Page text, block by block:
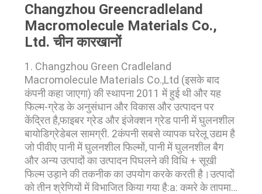
Changzhou Greencradleland
Macromolecule Materials Co.,
Ltd. चीन कारखानों
1. Changzhou Green Cradleland
Macromolecule Materials Co.,Ltd (इसके बाद
कंपनी कहा जाएगा) की स्थापना 2011 में हुई थी और यह
फिल्म-ग्रेड के अनुसंधान और विकास और उत्पादन पर
केंद्रित है,फाइबर ग्रेड और इंजेक्शन ग्रेड पानी में घुलनशील
बायोडिग्रेडेबल सामग्री. 2कंपनी सबसे व्यापक घरेलू उद्यम है
जो पीवीए पानी में घुलनशील फिल्मों, पानी में घुलनशील बैग
और अन्य उत्पादों का उत्पादन पिघलने की विधि + सूखी
फिल्म उड़ाने की तकनीक का उपयोग करके करती है।उत्पादों
को तीन श्रेणियों में विभाजित किया गया है:a: कमरे के तापमान